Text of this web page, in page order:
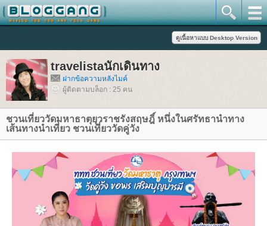
travelistaนักเดินทาง
ฝากข้อความหลังไมค์
ผู้ติดตามบล็อก : 25 คน
ชวนเที่ยววัดมหาธาตุยุวราชรังสฤษฎิ์ หนึ่งในศรัทธานำทาง
เส้นทางนำเที่ยว ชวนเที่ยววัดคู่วัง